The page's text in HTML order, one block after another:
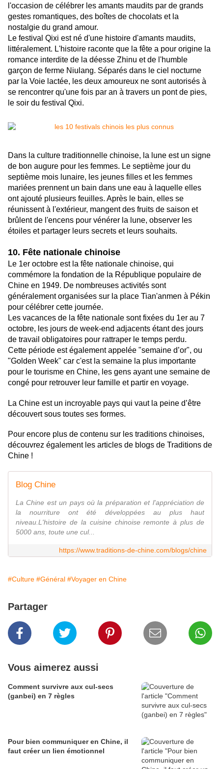
l'occasion de célébrer les amants maudits par de grands
gestes romantiques, des boîtes de chocolats et la
nostalgie du grand amour.
Le festival Qixi est né d'une histoire d'amants maudits,
littéralement. L'histoire raconte que la fête a pour origine la
romance interdite de la déesse Zhinu et de l'humble
garçon de ferme Niulang. Séparés dans le ciel nocturne
par la Voie lactée, les deux amoureux ne sont autorisés à
se rencontrer qu'une fois par an à travers un pont de pies,
le soir du festival Qixi.
Dans la culture traditionnelle chinoise, la lune est un signe
de bon augure pour les femmes. Le septième jour du
septième mois lunaire, les jeunes filles et les femmes
mariées prennent un bain dans une eau à laquelle elles
ont ajouté plusieurs feuilles. Après le bain, elles se
réunissent à l'extérieur, mangent des fruits de saison et
brûlent de l'encens pour vénérer la lune, observer les
étoiles et partager leurs secrets et leurs souhaits.
10. Fête nationale chinoise
Le 1er octobre est la fête nationale chinoise, qui
commémore la fondation de la République populaire de
Chine en 1949. De nombreuses activités sont
généralement organisées sur la place Tian'anmen à Pékin
pour célébrer cette journée.
Les vacances de la fête nationale sont fixées du 1er au 7
octobre, les jours de week-end adjacents étant des jours
de travail obligatoires pour rattraper le temps perdu.
Cette période est également appelée "semaine d’or", ou
"Golden Week" car c'est la semaine la plus importante
pour le tourisme en Chine, les gens ayant une semaine de
congé pour retrouver leur famille et partir en voyage.
La Chine est un incroyable pays qui vaut la peine d’être
découvert sous toutes ses formes.
Pour encore plus de contenu sur les traditions chinoises,
découvrez également les articles de blogs de Traditions de
Chine !
Blog Chine
La Chine est un pays où la préparation et l'appréciation de
la nourriture ont été développées au plus haut
niveau.L'histoire de la cuisine chinoise remonte à plus de
5000 ans, toute une cul...
https://www.traditions-de-chine.com/blogs/chine
#Culture #Général #Voyager en Chine
Partager
Vous aimerez aussi
Comment survivre aux cul-secs
(ganbei) en 7 règles
Pour bien communiquer en Chine, il
faut créer un lien émotionnel